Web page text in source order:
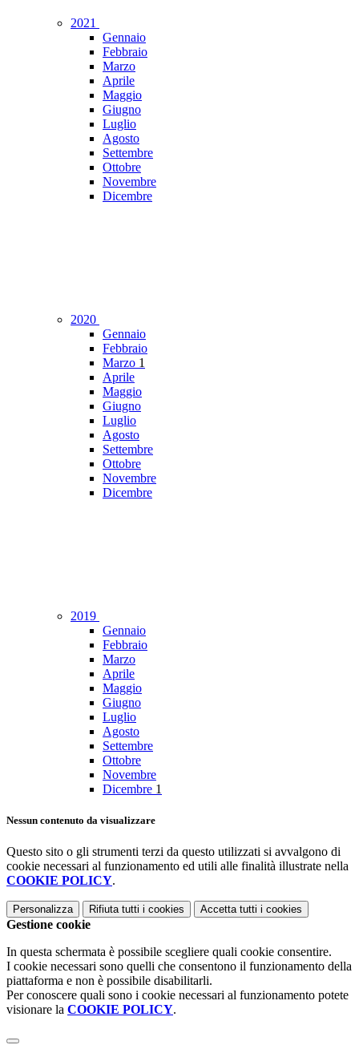
2021
Gennaio
Febbraio
Marzo
Aprile
Maggio
Giugno
Luglio
Agosto
Settembre
Ottobre
Novembre
Dicembre
2020
Gennaio
Febbraio
Marzo 1
Aprile
Maggio
Giugno
Luglio
Agosto
Settembre
Ottobre
Novembre
Dicembre
2019
Gennaio
Febbraio
Marzo
Aprile
Maggio
Giugno
Luglio
Agosto
Settembre
Ottobre
Novembre
Dicembre 1
Nessun contenuto da visualizzare
Questo sito o gli strumenti terzi da questo utilizzati si avvalgono di
cookie necessari al funzionamento ed utili alle finalità illustrate nella
COOKIE POLICY.
Personalizza Rifiuta tutti i cookies Accetta tutti i cookies
Gestione cookie
In questa schermata è possibile scegliere quali cookie consentire.
I cookie necessari sono quelli che consentono il funzionamento della
piattaforma e non è possibile disabilitarli.
Per conoscere quali sono i cookie necessari al funzionamento potete
visionare la COOKIE POLICY.